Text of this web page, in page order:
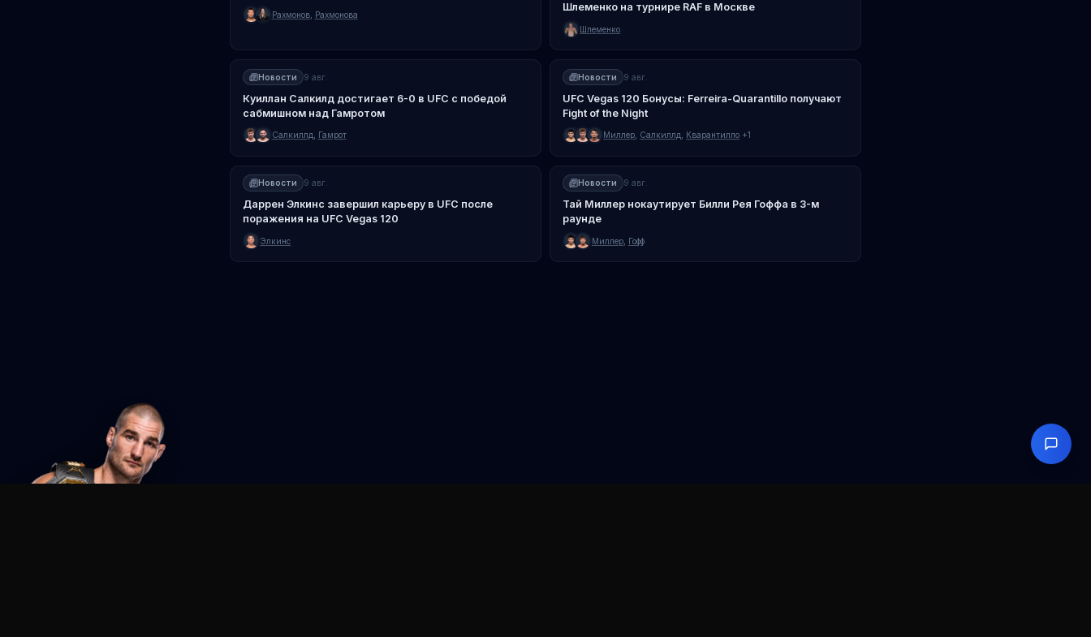
Рахмонов, Рахмонова
Шлеменко на турнире RAF в Москве
Шлеменко
Новости 9 авг.
Куиллан Салкилд достигает 6-0 в UFC с победой
сабмишном над Гамротом
Салкиллд Гамрот
Новости 9 авг.
UFC Vegas 120 Бонусы: Ferreira-Quarantillo получают
Fight of the Night
Миллер Салкиллд Кварантилло +1
Новости 9 авг.
Даррен Элкинс завершил карьеру в UFC после
поражения на UFC Vegas 120
Элкинс
Новости 9 авг.
Тай Миллер нокаутирует Билли Рея Гоффа в 3-м
раунде
Миллер, Гофф